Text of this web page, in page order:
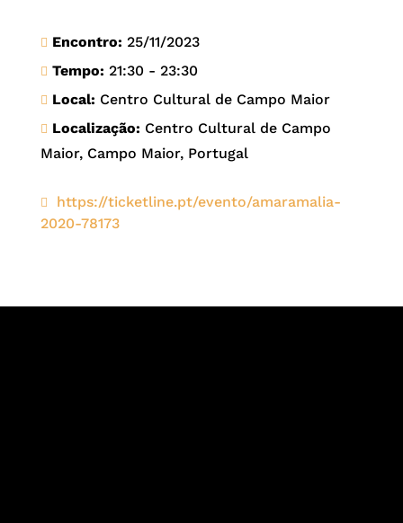
Encontro: 25/11/2023
Tempo: 21:30 - 23:30
Local: Centro Cultural de Campo Maior
Localização: Centro Cultural de Campo
Maior, Campo Maior, Portugal
https://ticketline.pt/evento/amaramalia-
2020-78173